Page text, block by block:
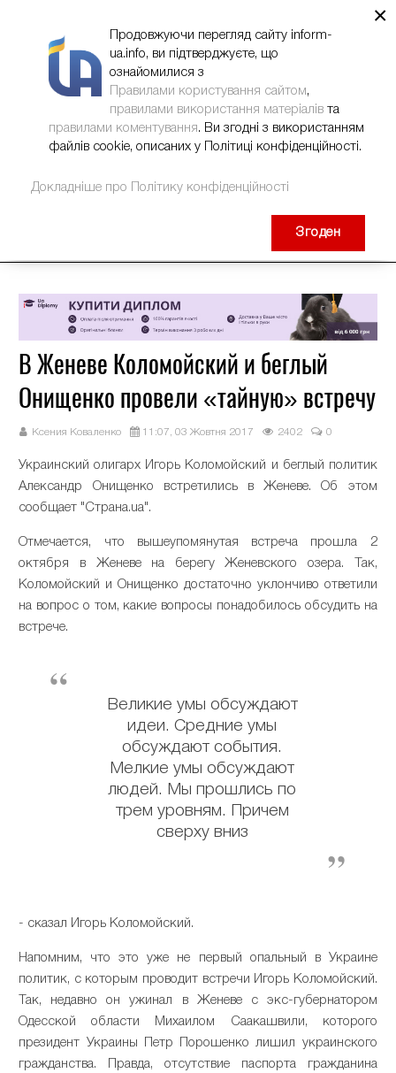
В Женеве Коломойский и беглый
Онищенко провели «тайную» встречу
Ксения Коваленко 11:07, 03 Жовтня 2017 2402 0
Украинский олигарх Игорь Коломойский и беглый политик
Александр Онищенко встретились в Женеве. Об этом
сообщает "Страна.ua".
Отмечается, что вышеупомянутая встреча прошла 2
октября в Женеве на берегу Женевского озера. Так,
Коломойский и Онищенко достаточно уклончиво ответили
на вопрос о том, какие вопросы понадобилось обсудить на
встрече.
Великие умы обсуждают
идеи. Средние умы
обсуждают события.
Мелкие умы обсуждают
людей. Мы прошлись по
трем уровням. Причем
сверху вниз
- сказал Игорь Коломойский.
Напомним, что это уже не первый опальный в Украине
политик, с которым проводит встречи Игорь Коломойский.
Так, недавно он ужинал в Женеве с экс-губернатором
Одесской области Михаилом Саакашвили, которого
президент Украины Петр Порошенко лишил украинского
гражданства. Правда, отсутствие паспорта гражданина
×
Продовжуючи перегляд сайту inform-
ua.info, ви підтверджуєте, що
ознайомилися з
Правилами користування сайтом,
правилами використання матеріалів та
правилами коментування. Ви згодні з використанням
файлів cookie, описаних у Політиці конфіденційності.
Докладніше про Політику конфіденційності
Згоден